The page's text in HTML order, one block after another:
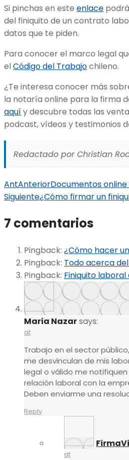
Si pinchas en este enlace
del finiquito de un contrato
datos que te piden.
Para conocer el marco legal
elCódigo del Trabajochileno.
¿Te interesa conocer más
la notaría online para la firma
aquíy descubre todas las
podcast, vídeos y testimonios
Redactado por Christian
AntAnteriorDocumentos
Siguiente¿Cómo firmar un
7 comentarios
Pingback: ¿Cómo hacer
Pingback: Todo acerca
Pingback: Finiquito
Maria Nazarsays:
at
Trabajo en el sector
me desvinculan de mis
legal o válido me
relación laboral con la
Deben enviarme una
Reply
at